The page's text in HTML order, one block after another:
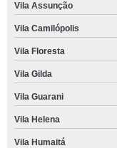
Vila Assunção
Vila Camilópolis
Vila Floresta
Vila Gilda
Vila Guarani
Vila Helena
Vila Humaitá